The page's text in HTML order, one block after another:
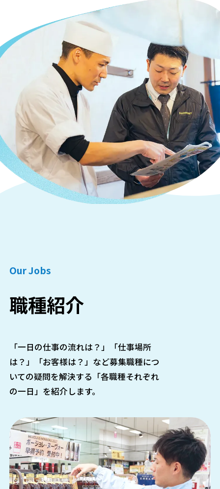
Our Jobs
職種紹介
「一日の仕事の流れは？」「仕事場所
は？」「お客様は？」など募集職種につ
いての疑問を解決する「各職種それぞれ
の一日」を紹介します。